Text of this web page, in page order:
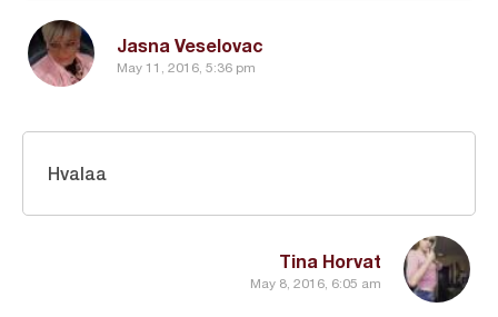
Jasna Veselovac
May 11, 2016, 5:36 pm
Tina Horvat
May 8, 2016, 6:05 am
Hvalaa